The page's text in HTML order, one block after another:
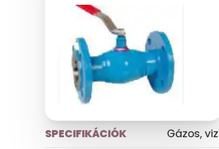
SPECIFIKÁCIÓK
Gázos,